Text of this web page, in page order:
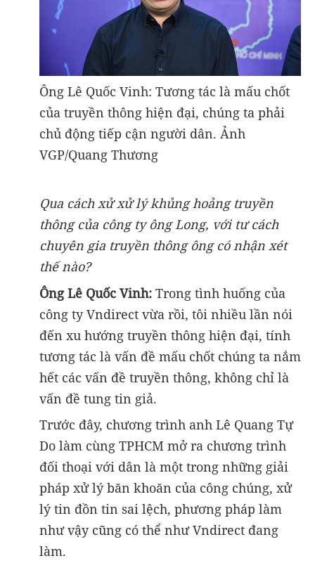
Ông Lê Quốc Vinh: Tương tác là mấu chốt
của truyền thông hiện đại, chúng ta phải
chủ động tiếp cận người dân. Ảnh
VGP/Quang Thương
Qua cách xử xử lý khủng hoảng truyền
thông của công ty ông Long, với tư cách
chuyên gia truyền thông ông có nhận xét
thế nào?
Ông Lê Quốc Vinh: Trong tình huống của
công ty Vndirect vừa rồi, tôi nhiều lần nói
đến xu hướng truyền thông hiện đại, tính
tương tác là vấn đề mấu chốt chúng ta nắm
hết các vấn đề truyền thông, không chỉ là
vấn đề tung tin giả.
Trước đây, chương trình anh Lê Quang Tự
Do làm cùng TPHCM mở ra chương trình
đối thoại với dân là một trong những giải
pháp xử lý băn khoăn của công chúng, xử
lý tin đồn tin sai lệch, phương pháp làm
như vậy cũng có thể như Vndirect đang
làm.